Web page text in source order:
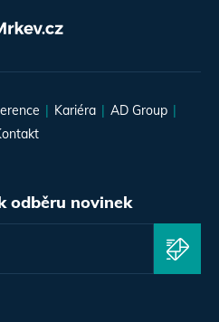
Kariéra
AD Group
odběru novinek